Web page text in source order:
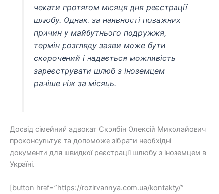
чекати протягом місяця дня реєстрації
шлюбу. Однак, за наявності поважних
причин у майбутнього подружжя,
термін розгляду заяви може бути
скорочений і надається можливість
зареєструвати шлюб з іноземцем
раніше ніж за місяць.
Досвід сімейний адвокат Скрябін Олексій Миколайович
проконсультує та допоможе зібрати необхідні
документи для швидкої реєстрації шлюбу з іноземцем в
Україні.
[button href=”https://rozirvannya.com.ua/kontakty/”